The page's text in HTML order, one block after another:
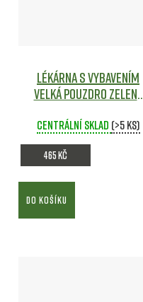
Lékárna s vybavením
VELKÁ pouzdro ZELENÉ
Centrální sklad (>5 ks)
465 Kč
DO KOŠÍKU